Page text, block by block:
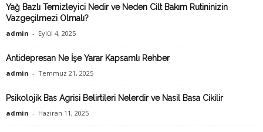
Yağ Bazlı Temizleyici Nedir ve Neden Cilt Bakım Rutininizin
Vazgeçilmezi Olmalı?
admin - Eylül 4, 2025
Antidepresan Ne İşe Yarar Kapsamlı Rehber
admin - Temmuz 21, 2025
Psikolojik Bas Agrisi Belirtileri Nelerdir ve Nasil Basa Cikilir
admin - Haziran 11, 2025